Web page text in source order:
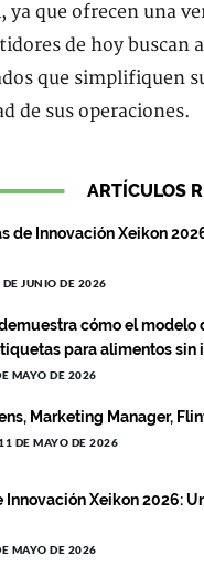
que ofrecen una
de hoy buscan
que simplifiquen
de sus operaciones.
ARTÍCULOS
de Innovación Xeikon
DE JUNIO DE 2026
demuestra cómo el
para alimentos sin
MAYO DE 2026
Marketing Manager,
11 DE MAYO DE 2026
Innovación Xeikon 2026:
MAYO DE 2026